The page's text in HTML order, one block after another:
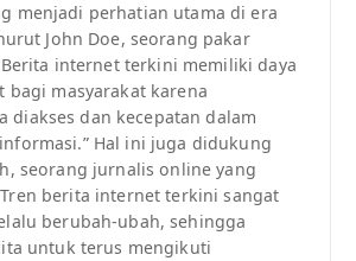
menjadi perhatian utama di era
John Doe, seorang pakar
internet terkini memiliki daya
bagi masyarakat karena
diakses dan kecepatan dalam
Hal ini juga didukung
seorang jurnalis online yang
berita internet terkini sangat
berubah-ubah, sehingga
untuk terus mengikuti